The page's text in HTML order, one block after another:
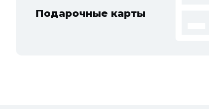
Подарочные карты